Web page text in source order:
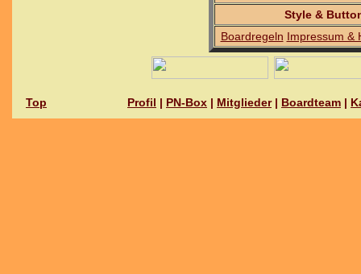
Style &
Boardregeln Impressum &
Top Profil | PN-Box | Mitglieder| Boardteam |